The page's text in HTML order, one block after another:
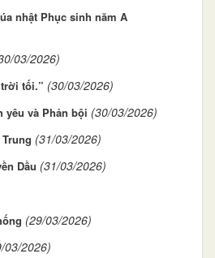
nhật Phục sinh năm A
03/2026)
tối.” (30/03/2026)
yêu và Phản bội (30/03/2026)
(31/03/2026)
Dầu (31/03/2026)
(29/03/2026)
03/2026)